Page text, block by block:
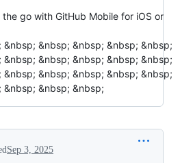
go with GitHub Mobile for iOS or
&nbsp; &nbsp; &nbsp; &nbsp;
&nbsp; &nbsp; &nbsp; &nbsp;
&nbsp; &nbsp; &nbsp; &nbsp;
&nbsp; &nbsp;
Sep 3, 2025